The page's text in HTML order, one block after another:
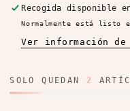
(Disponibles
Individuales)
Recogida disponible
Normalmente está listo
Ver información
SOLO QUEDAN 2